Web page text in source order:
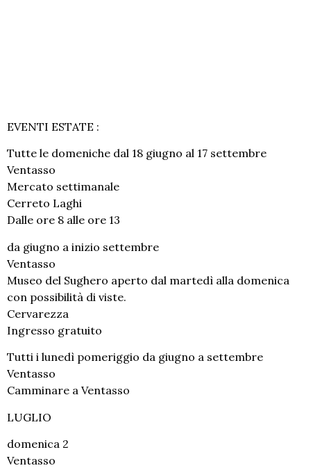
EVENTI ESTATE :
Tutte le domeniche dal 18 giugno al 17 settembre
Ventasso
Mercato settimanale
Cerreto Laghi
Dalle ore 8 alle ore 13
da giugno a inizio settembre
Ventasso
Museo del Sughero aperto dal martedì alla domenica
con possibilità di viste.
Cervarezza
Ingresso gratuito
Tutti i lunedì pomeriggio da giugno a settembre
Ventasso
Camminare a Ventasso
LUGLIO
domenica 2
Ventasso